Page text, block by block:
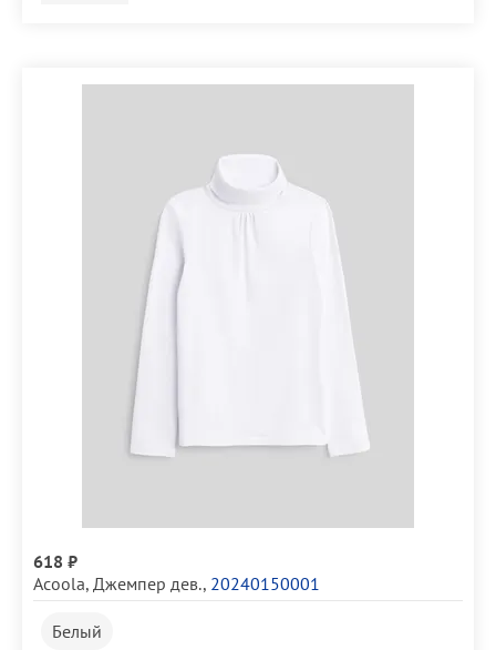
618 ₽
Acoola, Джемпер дев., 20240150001
Белый